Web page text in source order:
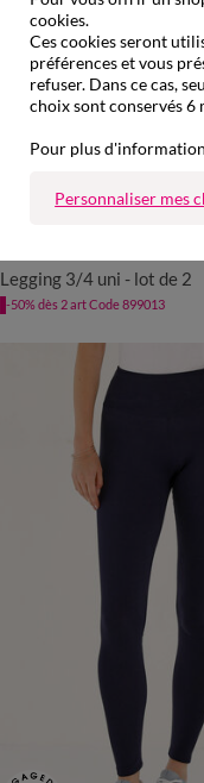
34/36 38/40 42/44
Legging 3/4 uni - lot de 2
-50% dès 2 art Code 899013
cookies.
Ces cookies seront
préférences et vous
refuser. Dans ce cas,
choix sont conservés 6
Pour plus
Personnaliser mes